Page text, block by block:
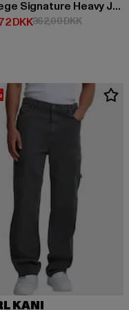
DKK
College Signature Heavy Jersey
DKKpris: 202,72 DKK
362,00 DKK
KANI